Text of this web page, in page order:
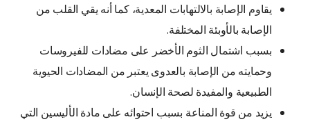
يقاوم الإصابة بالالتهابات المعدية، كما أنه يقي القلب من
الإصابة بالأوبئة المختلفة.
بسبب اشتمال الثوم الأخضر على مضادات للفيروسات
وحمايته من الإصابة بالعدوى يعتبر من المضادات الحيوية
الطبيعية والمفيدة لصحة الإنسان.
يزيد من قوة المناعة بسبب احتوائه على مادة الأليسين التي